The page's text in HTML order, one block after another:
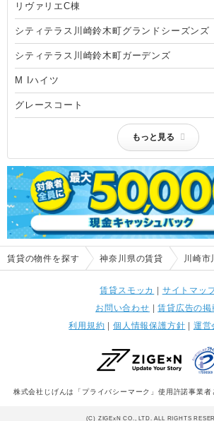
リヴァリエC棟
シティテラス川崎鈴木町グランドシーズンズ
シティテラス川崎鈴木町ガーデンズ
M Iハイツ
グレースコート
もっと見る
賃貸の物件を探す 神奈川県の賃貸 川崎市
賃貸スモッカ | サイトマッ
お問い合わせ |賃貸広告の掲
利用規約 | 個人情報保護方針 | 運営
株式会社じげんは「プライバシーマーク」使用許諾事業者
(C) ZIGExN CO., LTD. ALL RIGHTS